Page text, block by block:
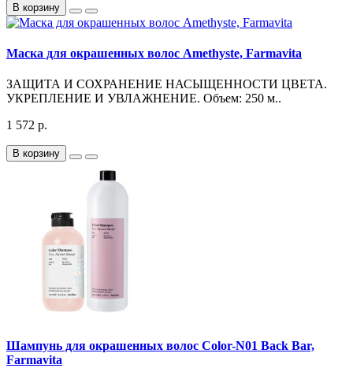
В корзину
Маска для окрашенных волос Amethyste, Farmavita
ЗАЩИТА И СОХРАНЕНИЕ НАСЫЩЕННОСТИ ЦВЕТА.
УКРЕПЛЕНИЕ И УВЛАЖНЕНИЕ. Объем: 250 м..
1 572 р.
В корзину
Шампунь для окрашенных волос Color-N01 Back Bar,
Farmavita